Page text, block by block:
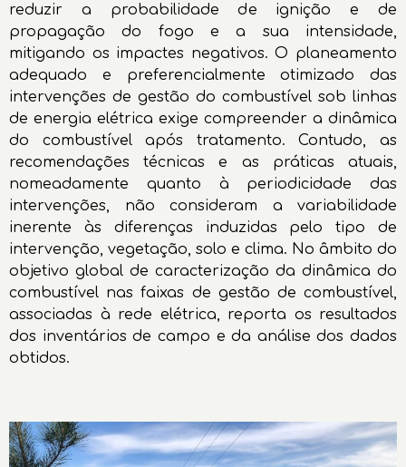
reduzir a probabilidade de ignição e de
propagação do fogo e a sua intensidade,
mitigando os impactes negativos. O planeamento
adequado e preferencialmente otimizado das
intervenções de gestão do combustível sob linhas
de energia elétrica exige compreender a dinâmica
do combustível após tratamento. Contudo, as
recomendações técnicas e as práticas atuais,
nomeadamente quanto à periodicidade das
intervenções, não consideram a variabilidade
inerente às diferenças induzidas pelo tipo de
intervenção, vegetação, solo e clima. No âmbito do
objetivo global de caracterização da dinâmica do
combustível nas faixas de gestão de combustível,
associadas à rede elétrica, reporta os resultados
dos inventários de campo e da análise dos dados
obtidos.